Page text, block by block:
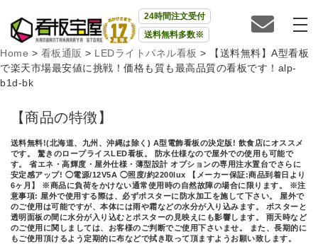
24時間注文受付
送料無料多数※
Home > 看板通販 > LEDライトパネル看板 >
【送料無料】A型看板
で楽天市場最安値に挑戦！価格も質も最高品質の看板です！alp-
b1d-bk
【商品の特徴】
送料無料!(北海道、九州、沖縄は除く) A型電飾看板の決定版! 飲食店にオススメ
です。 驚きのロープライスLED看板。 防水仕様なので屋外での使用も可能で
す。 省エネ・高輝度・屋外仕様・薄型設計 オプションの専用注水置台でさらに
安定感アップ! ◯電源/12V5A ◯照度/約2200lux 【メーカー保証:商品到着日より
6ヶ月】 ※商品に負荷をかけない通常使用時の自然故障の場合に限ります。 ※注
意事項: 屋外で使用する際は、必ずポスターに防水加工を施して下さい。 屋外で
のご使用は可能ですが、本体には雨や霜などの水分が入り込みます。 ポスターと
透明面板の間に水分が入り込むとポスターの見映えにも影響します。 雨天時など
のご使用に関しましては、お客様のご判断でご使用下さいませ。 また、長期的に
もご使用頂けるよう定期的に布などで拭き取って頂ますようお願い致します。